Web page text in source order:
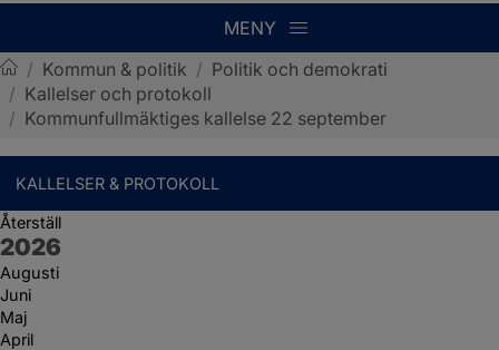
MENY
Sotenäs kommun
/ Kommun & politik / Politik och demokrati
/ Kallelser och protokoll
/ Kommunfullmäktiges kallelse 22 september
KALLELSER & PROTOKOLL
Återställ
År:
2026
Augusti
Juni
Maj
April